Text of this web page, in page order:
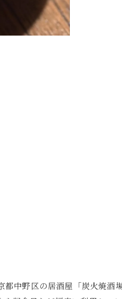
中野区の居酒屋「炭火焼酒